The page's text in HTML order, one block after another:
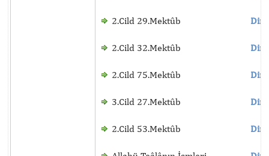
2.Cild 29.Mektûb
2.Cild 32.Mektûb
2.Cild 75.Mektûb
3.Cild 27.Mektûb
2.Cild 53.Mektûb